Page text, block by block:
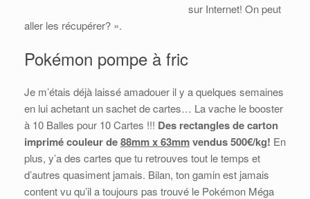
sur Internet! On peut
aller les récupérer? ».
Pokémon pompe à fric
Je m’étais déjà laissé amadouer il y a quelques semaines
en lui achetant un sachet de cartes… La vache le booster
à 10 Balles pour 10 Cartes !!! Des rectangles de carton
imprimé couleur de88mm x 63mmvendus 500€/kg! En
plus, y’a des cartes que tu retrouves tout le temps et
d’autres quasiment jamais. Bilan, ton gamin est jamais
content vu qu’il a toujours pas trouvé le Pokémon Méga